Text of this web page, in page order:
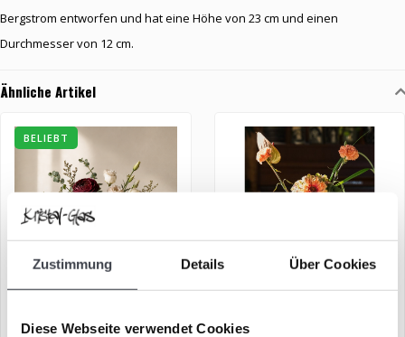
Zustimmung Details Über Cookies
Diese Webseite verwendet Cookies
Bergstrom entworfen und hat eine Höhe von 23 cm und einen
Durchmesser von 12 cm.
Ähnliche Artikel
BELIEBT